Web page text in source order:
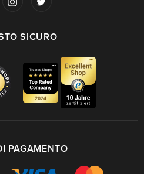
SICURO
PAGAMENTO